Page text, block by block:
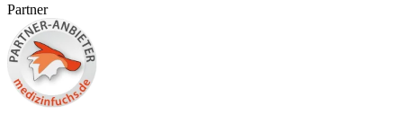
Partner